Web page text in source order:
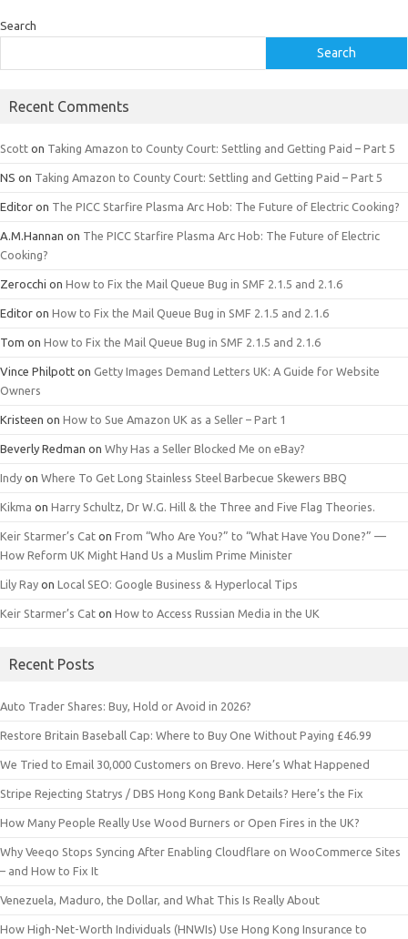
Search
Search
Recent Comments
Scott on Taking Amazon to County Court: Settling and Getting Paid – Part 5
NS on Taking Amazon to County Court: Settling and Getting Paid – Part 5
Editor on The PICC Starfire Plasma Arc Hob: The Future of Electric Cooking?
A.M.Hannan on The PICC Starfire Plasma Arc Hob: The Future of Electric
Cooking?
Zerocchi on How to Fix the Mail Queue Bug in SMF 2.1.5 and 2.1.6
Editor on How to Fix the Mail Queue Bug in SMF 2.1.5 and 2.1.6
Tom on How to Fix the Mail Queue Bug in SMF 2.1.5 and 2.1.6
Vince Philpott on Getty Images Demand Letters UK: A Guide for Website
Owners
Kristeen on How to Sue Amazon UK as a Seller – Part 1
Beverly Redman on Why Has a Seller Blocked Me on eBay?
Indy on Where To Get Long Stainless Steel Barbecue Skewers BBQ
Kikma on Harry Schultz, Dr W.G. Hill & the Three and Five Flag Theories.
Keir Starmer’s Cat on From “Who Are You?” to “What Have You Done?” —
How Reform UK Might Hand Us a Muslim Prime Minister
Lily Ray on Local SEO: Google Business & Hyperlocal Tips
Keir Starmer’s Cat on How to Access Russian Media in the UK
Recent Posts
Auto Trader Shares: Buy, Hold or Avoid in 2026?
Restore Britain Baseball Cap: Where to Buy One Without Paying £46.99
We Tried to Email 30,000 Customers on Brevo. Here’s What Happened
Stripe Rejecting Statrys / DBS Hong Kong Bank Details? Here’s the Fix
How Many People Really Use Wood Burners or Open Fires in the UK?
Why Veeqo Stops Syncing After Enabling Cloudflare on WooCommerce Sites
– and How to Fix It
Venezuela, Maduro, the Dollar, and What This Is Really About
How High-Net-Worth Individuals (HNWIs) Use Hong Kong Insurance to